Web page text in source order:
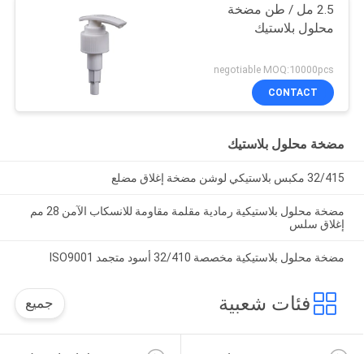
2.5 مل / طن مضخة
محلول بلاستيك
negotiable MOQ:10000pcs
CONTACT
مضخة محلول بلاستيك
32/415 مكبس بلاستيكي لوشن مضخة إغلاق مضلع
مضخة محلول بلاستيكية رمادية مقلمة مقاومة للانسكاب الآمن 28 مم
إغلاق سلس
مضخة محلول بلاستيكية مخصصة 32/410 أسود متجمد ISO9001
فئات شعبية جميع